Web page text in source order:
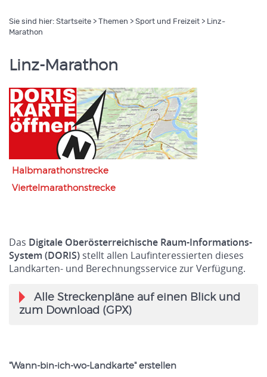
Sie sind hier: Startseite > Themen > Sport und Freizeit > Linz-
Marathon
Linz-Marathon
Halbmarathonstrecke
Viertelmarathonstrecke
Das Digitale Oberösterreichische Raum-Informations-
System (DORIS) stellt allen Laufinteressierten dieses
Landkarten- und Berechnungsservice zur Verfügung.
Alle Streckenpläne auf einen Blick und
zum Download (GPX)
"Wann-bin-ich-wo-Landkarte" erstellen